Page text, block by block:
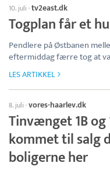
10. juli ·tv2east.dk
Togplan får et
Pendlere på Østbanen
eftermiddag færre tog at
LES ARTIKKEL
8. juli ·vores-haarlev.dk
Tinvænget 1B
kommet til salg
boligerne her